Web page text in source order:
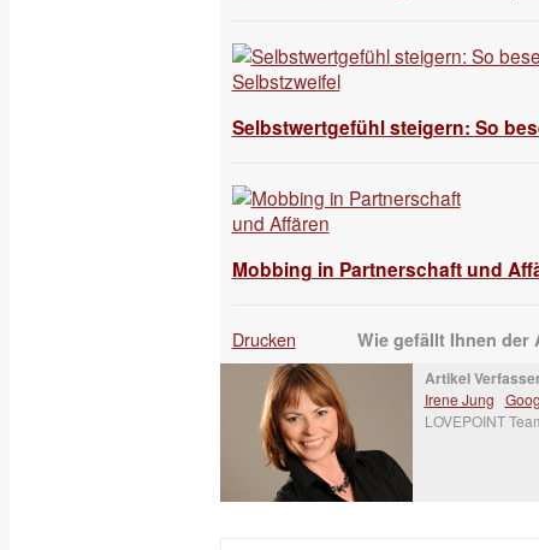
Selbstwertgefühl steigern: So
Mobbing in Partnerschaft und
Drucken Wie gefällt Ihnen der
Artikel
Irene Jung
LOVEPOINT